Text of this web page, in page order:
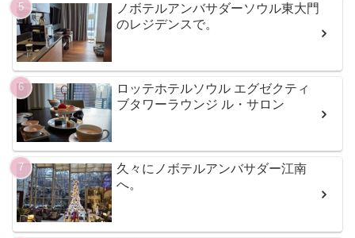
ノボテルアンバサダーソウル東大門
のレジデンスで。
ロッテホテルソウル エグゼクティ
ブタワーラウンジ ル・サロン
久々にノボテルアンバサダー江南
へ。